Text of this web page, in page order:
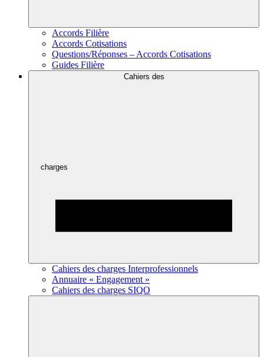
Accords Filière
Accords Cotisations
Questions/Réponses – Accords Cotisations
Guides Filière
Cahiers des
charges
Cahiers des charges Interprofessionnels
Annuaire « Engagement »
Cahiers des charges SIQO